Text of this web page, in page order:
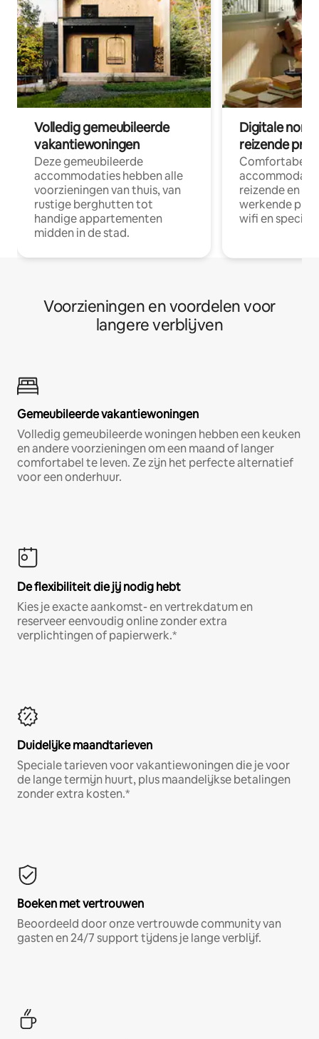
Volledig gemeubileerde
vakantiewoningen
Deze gemeubileerde
accommodaties hebben alle
voorzieningen van thuis, van
rustige berghutten tot
handige appartementen
midden in de stad.
Digitale
reizende
Comfortabele
reizende en
werkende
wifi en
Voorzieningen en voordelen voor
langere verblijven
Gemeubileerde vakantiewoningen
Volledig gemeubileerde woningen hebben een keuken
en andere voorzieningen om een maand of langer
comfortabel te leven. Ze zijn het perfecte alternatief
voor een onderhuur.
De flexibiliteit die jij nodig hebt
Kies je exacte aankomst- en vertrekdatum en
reserveer eenvoudig online zonder extra
verplichtingen of papierwerk.*
Duidelijke maandtarieven
Speciale tarieven voor vakantiewoningen die je voor
de lange termijn huurt, plus maandelijkse betalingen
zonder extra kosten.*
Boeken met vertrouwen
Beoordeeld door onze vertrouwde community van
gasten en 24/7 support tijdens je lange verblijf.